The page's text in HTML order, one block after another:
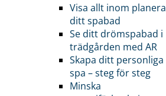
Visa allt inom planera
ditt spabad
Se ditt drömspabad i
trädgården med AR
Skapa ditt personliga
spa – steg för steg
Minska